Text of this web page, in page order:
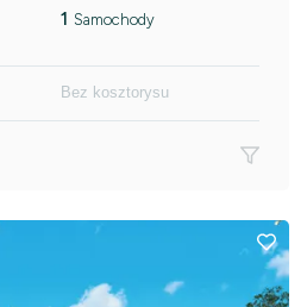
1 Samochody
Bez kosztorysu